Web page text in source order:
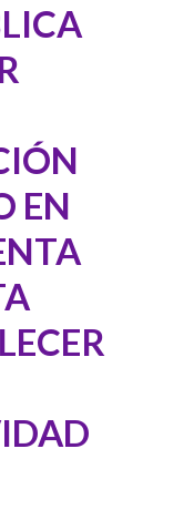
EN